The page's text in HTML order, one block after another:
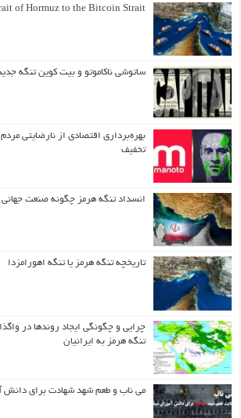
of Hormuz to the Bitcoin Strait
ساتوشی ناکاموتو و بیت کوین تنگه
بهره‌برداری اقتصادی از نارضایتی
تخفیف
انسداد تنگه هرمز چگونه صنعت جهانی
تاریخچه تنگه هرمز یا تنگه اهورامزدا
چرایی و چگونگی ایجاد روندها در
تنگه هرمز به ایرانیان
می ناب و طعم شهد شهادت برای دانش